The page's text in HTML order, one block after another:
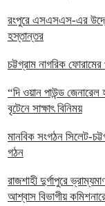
রংপুরে এসএসএস-এর
হস্তান্তর
চট্টগ্রাম নাগরিক ফোরামের
“দি ওয়ান পাউন্ড
বৃটেনে সাক্ষাৎ বিনিময়
মানবিক সংগঠন সিলেট-
গঠন
রাজশাহী দুর্গাপুরে
আশ্বাস বিভাগীয়